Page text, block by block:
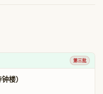
第三批
楼）